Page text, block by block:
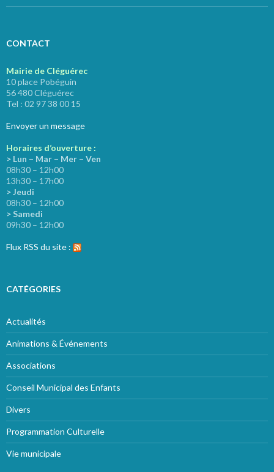
CONTACT
Mairie de Cléguérec
10 place Pobéguin
56 480 Cléguérec
Tel : 02 97 38 00 15
Envoyer un message
Horaires d’ouverture :
> Lun – Mar – Mer – Ven
08h30 – 12h00
13h30 – 17h00
> Jeudi
08h30 – 12h00
> Samedi
09h30 – 12h00
Flux RSS du site :
CATÉGORIES
Actualités
Animations & Événements
Associations
Conseil Municipal des Enfants
Divers
Programmation Culturelle
Vie municipale